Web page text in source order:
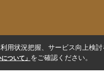
用状況把握、サービス向上検
ついて」 をご確認ください。